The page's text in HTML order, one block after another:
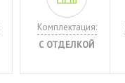
Комплектация:
С ОТДЕЛКОЙ